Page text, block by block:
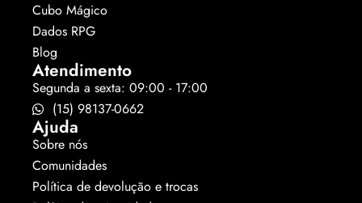
Cubo Mágico
Dados RPG
Blog
Atendimento
Segunda a sexta: 09:00 - 17:00
(15) 98137-0662
Ajuda
Sobre nós
Comunidades
Política de devolução e trocas